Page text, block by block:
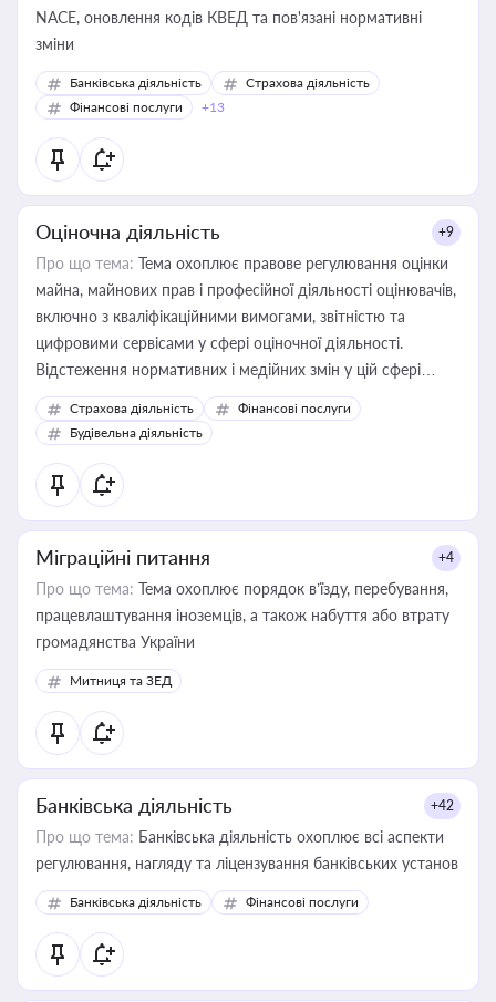
NACE, оновлення кодів КВЕД та пов'язані нормативні
зміни
Банківська діяльність
Страхова діяльність
Фінансові послуги
+13
Оціночна діяльність +9
Про що тема: Тема охоплює правове регулювання оцінки
майна, майнових прав і професійної діяльності оцінювачів,
включно з кваліфікаційними вимогами, звітністю та
цифровими сервісами у сфері оціночної діяльності.
Відстеження нормативних і медійних змін у цій сфері
корисне для власника бізнесу, керівника, юриста або
бухгалтера під час оподаткування, приватизації, оренди
державного майна, корпоративних угод і перевірки
статусу суб'єктів оціночної діяльності
Страхова діяльність
Фінансові послуги
Будівельна діяльність
Міграційні питання +4
Про що тема: Тема охоплює порядок в’їзду, перебування,
працевлаштування іноземців, а також набуття або втрату
громадянства України
Митниця та ЗЕД
Банківська діяльність +42
Про що тема: Банківська діяльність охоплює всі аспекти
регулювання, нагляду та ліцензування банківських установ
Банківська діяльність Фінансові послуги